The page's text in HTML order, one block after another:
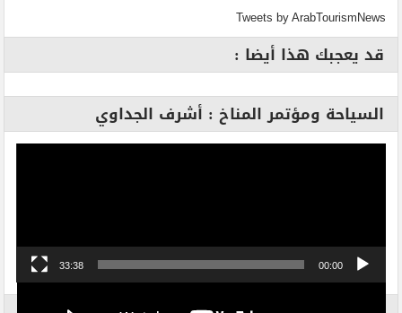
Tweets by ArabTourismNews
قد يعجبك هذا أيضا :
السياحة ومؤتمر المناخ : أشرف الجداوي
00:00
33:38